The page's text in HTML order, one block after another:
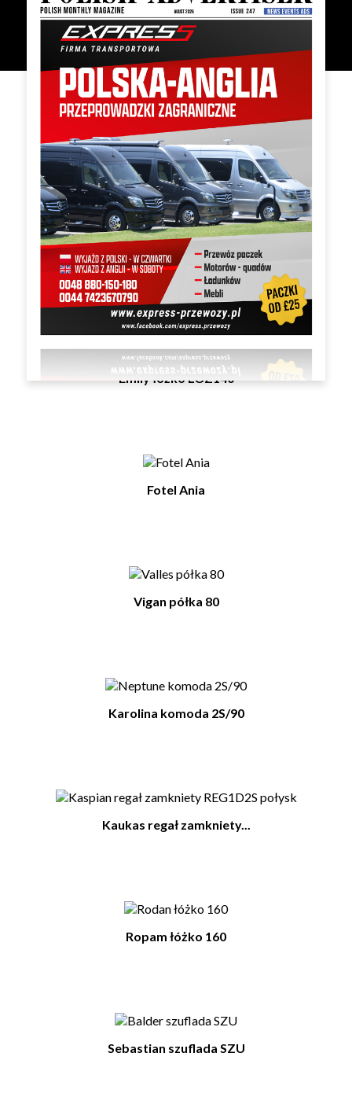
Mercury regał
Ruseki szafa SZF3D3S
Emily łóżko LOZ140
Fotel Ania
Vigan półka 80
Karolina komoda 2S/90
Kaukas regał zamkniety...
Ropam łóżko 160
Sebastian szuflada SZU